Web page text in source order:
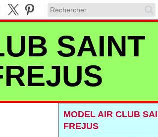
SAINT
MODEL AIR CLUB
FREJUS